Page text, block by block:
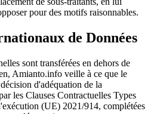
pour des motifs raisonnables.
de Données
sont transférées en dehors de
Amianto.info veille à ce que le
d'adéquation de la
les Clauses Contractuelles Types
(UE) 2021/914, complétées